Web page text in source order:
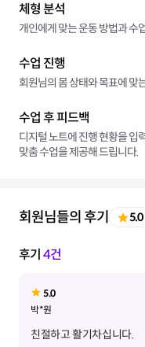
체형 분석
개인에게 맞는 운동 방법과 수
수업 진행
회원님의 몸 상태와 목표에 맞
수업 후 피드백
디지털 노트에 진행 현황을 입
맞춤 수업을 제공해 드립니다.
회원님들의 후기 5.0
후기 4건
5.0
박*원